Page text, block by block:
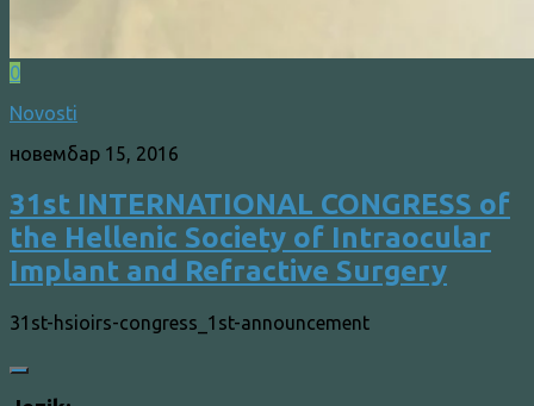
0
Novosti
новембар 15, 2016
31st INTERNATIONAL CONGRESS of
the Hellenic Society of Intraocular
Implant and Refractive Surgery
31st-hsioirs-congress_1st-announcement